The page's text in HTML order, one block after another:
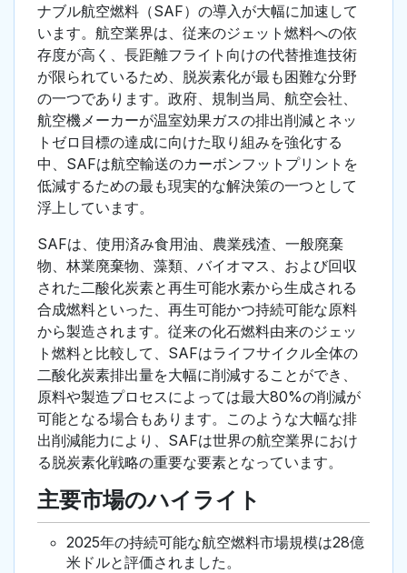
ナブル航空燃料（SAF）の導入が大幅に加速して
います。航空業界は、従来のジェット燃料への依
存度が高く、長距離フライト向けの代替推進技術
が限られているため、脱炭素化が最も困難な分野
の一つであります。政府、規制当局、航空会社、
航空機メーカーが温室効果ガスの排出削減とネッ
トゼロ目標の達成に向けた取り組みを強化する
中、SAFは航空輸送のカーボンフットプリントを
低減するための最も現実的な解決策の一つとして
浮上しています。
SAFは、使用済み食用油、農業残渣、一般廃棄
物、林業廃棄物、藻類、バイオマス、および回収
された二酸化炭素と再生可能水素から生成される
合成燃料といった、再生可能かつ持続可能な原料
から製造されます。従来の化石燃料由来のジェッ
ト燃料と比較して、SAFはライフサイクル全体の
二酸化炭素排出量を大幅に削減することができ、
原料や製造プロセスによっては最大80%の削減が
可能となる場合もあります。このような大幅な排
出削減能力により、SAFは世界の航空業界におけ
る脱炭素化戦略の重要な要素となっています。
主要市場のハイライト
2025年の持続可能な航空燃料市場規模は28億
米ドルと評価されました。